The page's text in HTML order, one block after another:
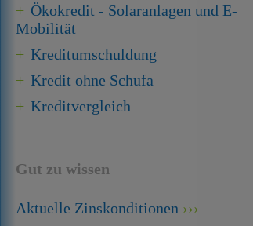
Ökokredit - Solaranlagen und E-
Mobilität
Kredit­umschuldung
Kredit ohne Schufa
Kreditvergleich
Gut zu wissen
Aktuelle Zinskonditionen